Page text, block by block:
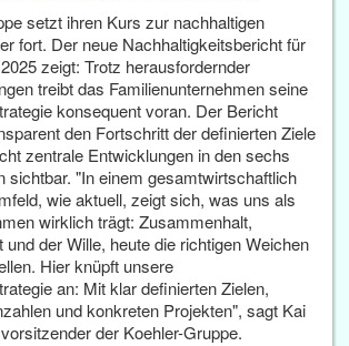
setzt ihren Kurs zur nachhaltigen
fort. Der neue Nachhaltigkeitsbericht für
zeigt: Trotz herausfordernder
treibt das Familienunternehmen seine
konsequent voran. Der Bericht
den Fortschritt der definierten Ziele
zentrale Entwicklungen in den sechs
sichtbar. "In einem gesamtwirtschaftlich
wie aktuell, zeigt sich, was uns als
wirklich trägt: Zusammenhalt,
der Wille, heute die richtigen Weichen
Hier knüpft unsere
an: Mit klar definierten Zielen,
und konkreten Projekten", sagt Kai
der Koehler-Gruppe.